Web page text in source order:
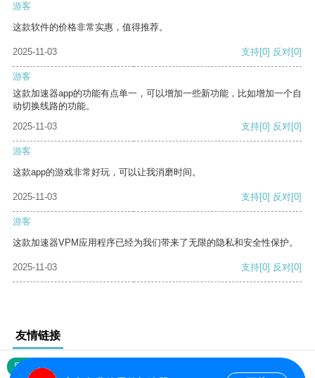
游客
这款软件的价格非常实惠，值得推荐。
2025-11-03 支持[0] 反对[0]
游客
这款加速器app的功能有点单一，可以增加一些新功能，比如增加一个自
动切换线路的功能。
2025-11-03
支持[0] 反对[0]
游客
这款app的游戏非常好玩，可以让我消磨时间。
2025-11-03 支持[0] 反对[0]
游客
这款加速器VPM应用程序已经为我们带来了无限的隐私和安全性保护。
2025-11-03 支持[0] 反对[0]
友情链接
网站地图